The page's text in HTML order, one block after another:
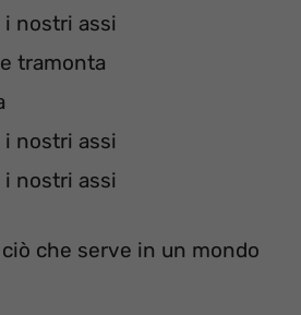
i nostri assi
tramonta
i nostri assi
i nostri assi
che serve in un mondo